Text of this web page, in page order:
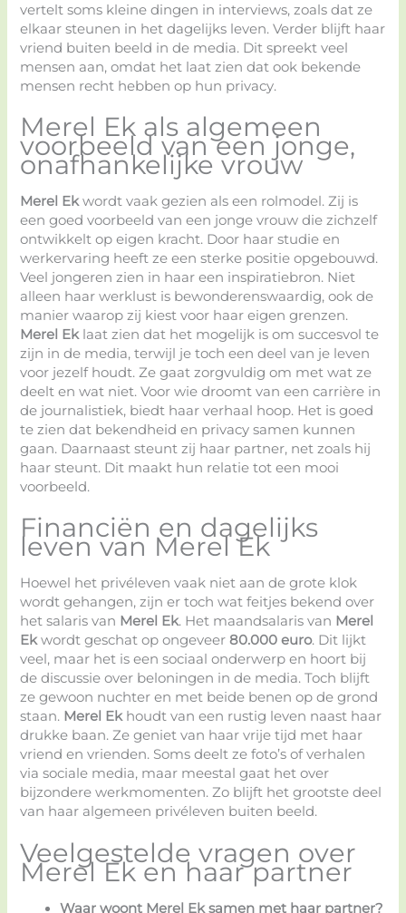
vertelt soms kleine dingen in interviews, zoals dat ze
elkaar steunen in het dagelijks leven. Verder blijft haar
vriend buiten beeld in de media. Dit spreekt veel
mensen aan, omdat het laat zien dat ook bekende
mensen recht hebben op hun privacy.
Merel Ek als algemeen
voorbeeld van een jonge,
onafhankelijke vrouw
Merel Ekwordt vaak gezien als een rolmodel. Zij is
een goed voorbeeld van een jonge vrouw die zichzelf
ontwikkelt op eigen kracht. Door haar studie en
werkervaring heeft ze een sterke positie opgebouwd.
Veel jongeren zien in haar een inspiratiebron. Niet
alleen haar werklust is bewonderenswaardig, ook de
manier waarop zij kiest voor haar eigen grenzen.
Merel Eklaat zien dat het mogelijk is om succesvol te
zijn in de media, terwijl je toch een deel van je leven
voor jezelf houdt. Ze gaat zorgvuldig om met wat ze
deelt en wat niet. Voor wie droomt van een carrière in
de journalistiek, biedt haar verhaal hoop. Het is goed
te zien dat bekendheid en privacy samen kunnen
gaan. Daarnaast steunt zij haar partner, net zoals hij
haar steunt. Dit maakt hun relatie tot een mooi
voorbeeld.
Financiën en dagelijks
leven van Merel Ek
Hoewel het privéleven vaak niet aan de grote klok
wordt gehangen, zijn er toch wat feitjes bekend over
het salaris van Merel Ek. Het maandsalaris van Merel
Ekwordt geschat op ongeveer80.000 euro. Dit lijkt
veel, maar het is een sociaal onderwerp en hoort bij
de discussie over beloningen in de media. Toch blijft
ze gewoon nuchter en met beide benen op de grond
staan. Merel Ekhoudt van een rustig leven naast haar
drukke baan. Ze geniet van haar vrije tijd met haar
vriend en vrienden. Soms deelt ze foto’s of verhalen
via sociale media, maar meestal gaat het over
bijzondere werkmomenten. Zo blijft het grootste deel
van haar algemeen privéleven buiten beeld.
Veelgestelde vragen over
Merel Ek en haar partner
Waar woont Merel Ek samen met haar partner?